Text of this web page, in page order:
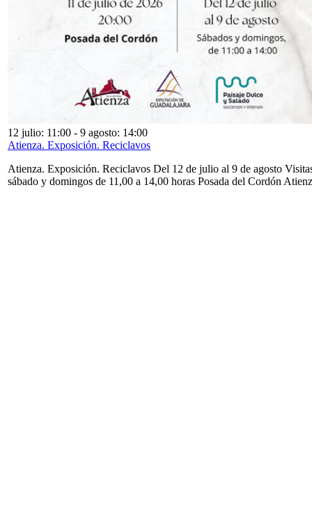
12 julio: 11:00 - 9 agosto: 14:00
Atienza. Exposición. Reciclavos
Atienza. Exposición. Reciclavos Del 12 de julio al 9 de agosto
sábado y domingos de 11,00 a 14,00 horas Posada del Cordón